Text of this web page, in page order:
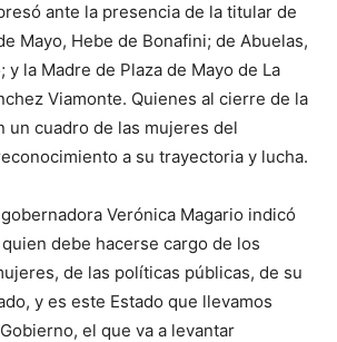
ante la presencia de la titular de
Mayo, Hebe de Bonafini; de Abuelas,
y la Madre de Plaza de Mayo de La
Viamonte. Quienes al cierre de la
un cuadro de las mujeres del
a su trayectoria y lucha.
Verónica Magario indicó
debe hacerse cargo de los
de las políticas públicas, de su
y es este Estado que llevamos
el que va a levantar